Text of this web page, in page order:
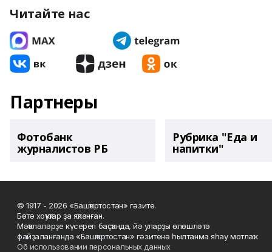
Читайте нас
Партнеры
Фотобанк
журналистов РБ
Рубрика "Еда и
напитки"
© 1917 - 2026 «Башҡортостан» гәзите.
Бөтә хоҡуҡтар ҙа яҡланған.
Мәҡәләләрҙе күсереп баҫҡанда, йә уларҙы өлөшләтә
файҙаланғанда «Башҡортостан» гәзитенә һылтанма яһау мотлаҡ.
Об использовании персональных данных